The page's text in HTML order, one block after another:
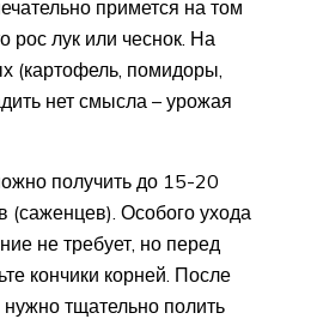
примется на том
рос лук или чеснок. На
(картофель, помидоры,
нет смысла – урожая
получить до 15-20
(саженцев). Особого ухода
не требует, но перед
кончики корней. После
тщательно полить